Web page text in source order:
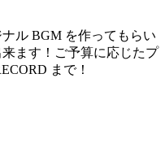
ル BGM を作ってもらい
ます！ご予算に応じたプ
まで！